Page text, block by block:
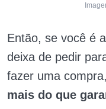
Então, se você é
deixa de pedir
fazer uma
mais do que